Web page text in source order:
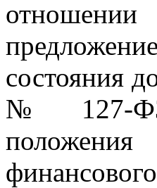
отношении
состояния
№ 127-ФЗ